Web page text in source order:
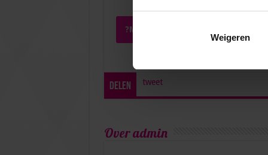
Weigeren
?Mail Marjan Muller
Delen tweet
Over admin